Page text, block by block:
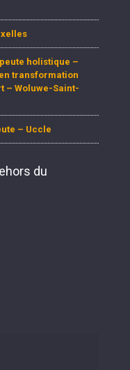
holistique –
transformation
– Woluwe-Saint-
– Uccle
du